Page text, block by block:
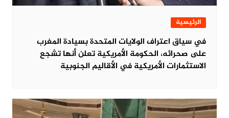
الرئيسية
في سياق اعتراف الولايات المتحدة بسيادة المغرب
على صحرائه، الحكومة الأمريكية تعلن أنها تشجع
الاستثمارات الأمريكية في الأقاليم الجنوبية